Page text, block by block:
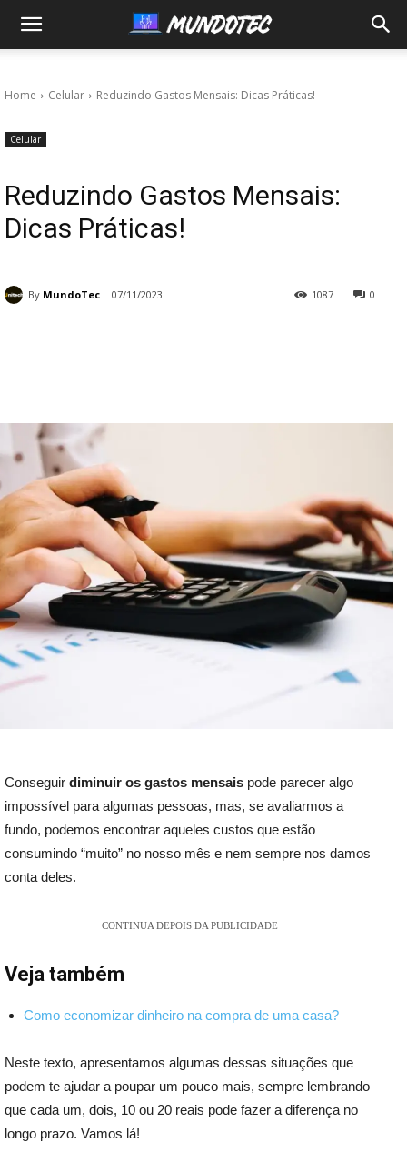
MundoTec
Home Celular Reduzindo Gastos Mensais: Dicas Práticas!
Celular
Reduzindo Gastos Mensais:
Dicas Práticas!
By MundoTec 07/11/2023 0
1087
Conseguir diminuir os gastos mensais pode parecer algo
impossível para algumas pessoas, mas, se avaliarmos a
fundo, podemos encontrar aqueles custos que estão
consumindo “muito” no nosso mês e nem sempre nos damos
conta deles.
CONTINUA DEPOIS DA PUBLICIDADE
Veja também
Como economizar dinheiro na compra de uma casa?
Neste texto, apresentamos algumas dessas situações que
podem te ajudar a poupar um pouco mais, sempre lembrando
que cada um, dois, 10 ou 20 reais pode fazer a diferença no
longo prazo. Vamos lá!